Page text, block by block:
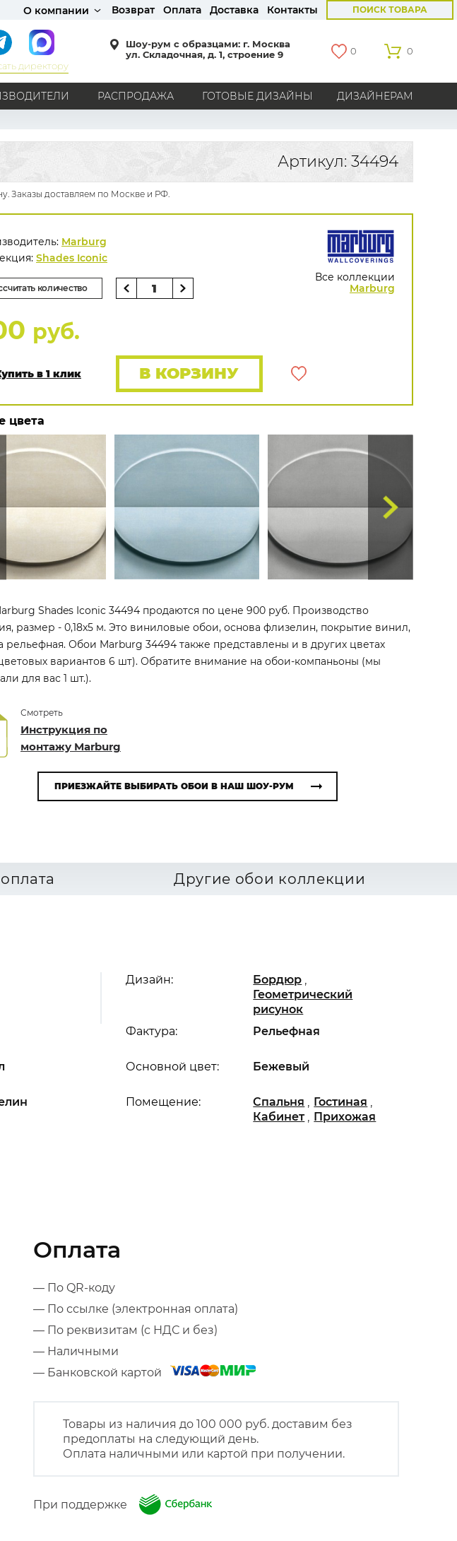
О компании Возврат Оплата Доставка Контакты ПОИСК ТОВАРА
директору
Шоу-рум с образцами: г. Москва
ул. Складочная, д. 1, строение 9
0 0
РАСПРОДАЖА ГОТОВЫЕ ДИЗАЙНЫ ДИЗАЙНЕРАМ
Хай-тек
Лофт
Америка
Англия Бельгия
Германия
Голландия
Россия Все страны
Под кирпич
Однотонные
Дамаск
БРЕНДЫ
York
Bernardo Bartalucci
Zambaiti
AS Creation
Hygge Roll
Grandeco
ПОКАЗАТЬ ВСЕ ОБОИ
Артикул: 34494
Заказы доставляем по Москве и РФ.
Все коллекции
Marburg
Marburg
Shades Iconic
количество
руб.
в 1 клик В КОРЗИНУ
цвета
Shades Iconic 34494 продаются по цене 900 руб. Производство
размер - 0,18x5 м. Это виниловые обои, основа флизелин, покрытие винил,
рельефная. Обои Marburg 34494 также представлены и в других цветах
вариантов 6 шт). Обратите внимание на обои-компаньоны (мы
для вас 1 шт.).
Смотреть
Инструкция по
монтажу Marburg
ПРИЕЗЖАЙТЕ ВЫБИРАТЬ ОБОИ В НАШ ШОУ-РУМ
Другие обои коллекции
Основной цвет: Бежевый
Дизайн: Бордюр ,
Геометрический
рисунок
Помещение: Спальня , Гостиная ,
Кабинет , Прихожая
Фактура: Рельефная
Оплата
— По QR-коду
— По ссылке (электронная оплата)
— По реквизитам (с НДС и без)
— Наличными
— Банковской картой
Товары из наличия до 100 000 руб. доставим без
предоплаты на следующий день.
Оплата наличными или картой при получении.
При поддержке